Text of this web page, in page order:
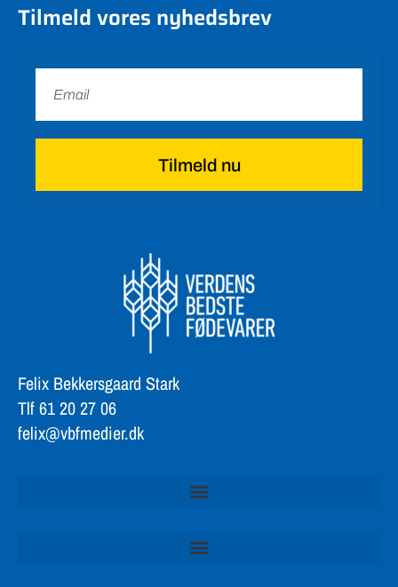
Tilmeld vores nyhedsbrev
Tilmeld nu
Felix Bekkersgaard Stark
Tlf 61 20 27 06
felix@vbfmedier.dk